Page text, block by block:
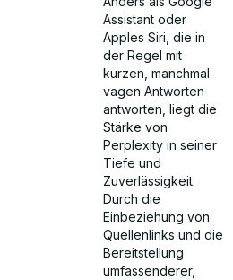
Assistant oder
Apples Siri, die in
der Regel mit
kurzen, manchmal
vagen Antworten
antworten, liegt die
Stärke von
Perplexity in seiner
Tiefe und
Zuverlässigkeit.
Durch die
Einbeziehung von
Quellenlinks und die
Bereitstellung
umfassenderer,